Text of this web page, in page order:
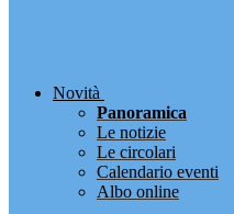
Novità
Panoramica
Le notizie
Le circolari
Calendario eventi
Albo online